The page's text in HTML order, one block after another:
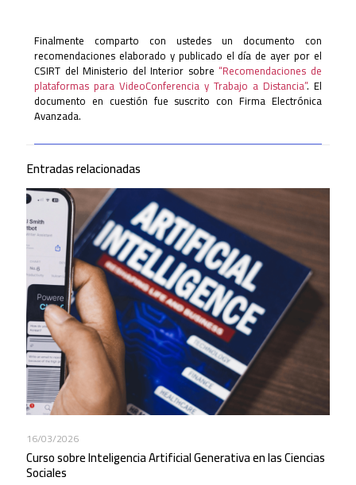
Finalmente comparto con ustedes un documento con
recomendaciones elaborado y publicado el día de ayer por el
CSIRT del Ministerio del Interior sobre“Recomendaciones de
plataformas para VideoConferencia y Trabajo a Distancia”. El
documento en cuestión fue suscrito con Firma Electrónica
Avanzada.
Entradas relacionadas
16/03/2026
Curso sobre Inteligencia Artificial Generativa en las Ciencias
Sociales